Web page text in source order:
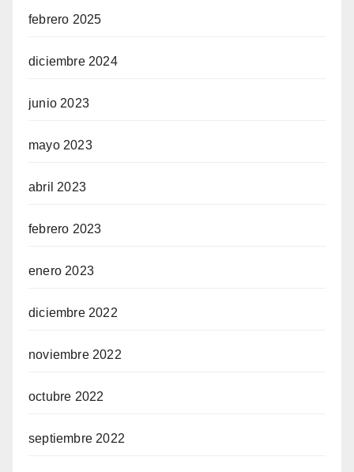
febrero 2025
diciembre 2024
junio 2023
mayo 2023
abril 2023
febrero 2023
enero 2023
diciembre 2022
noviembre 2022
octubre 2022
septiembre 2022